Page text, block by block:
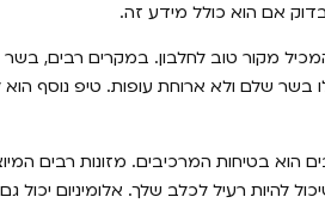
אם הוא כולל מידע זה.
מקור טוב לחלבון. במקרים רבים,
בשר שלם ולא ארוחת עופות. טיפ נוסף
הוא בטיחות המרכיבים. מזונות רבים
להיות רעיל לכלב שלך. אלומיניום יכול